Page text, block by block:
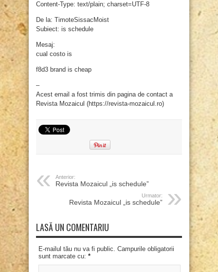
Content-Type: text/plain; charset=UTF-8
De la: TimoteSissacMoist
Subiect: is schedule
Mesaj:
cual costo is
f8d3 brand is cheap
–
Acest email a fost trimis din pagina de contact a
Revista Mozaicul (https://revista-mozaicul.ro)
Anterior:
Revista Mozaicul „is schedule”
Urmator:
Revista Mozaicul „is schedule”
LASĂ UN COMENTARIU
E-mailul tău nu va fi public. Campurile obligatorii
sunt marcate cu: *